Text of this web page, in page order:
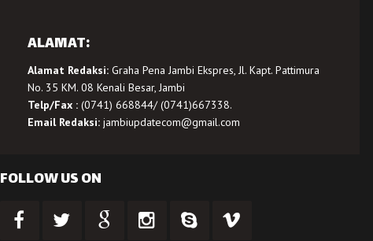
ALAMAT:
Alamat Redaksi:Graha Pena Jambi Ekspres, Jl. Kapt. Pattimura
No. 35 KM. 08 Kenali Besar, Jambi
Telp/Fax :(0741) 668844/ (0741)667338.
Email Redaksi: jambiupdatecom@gmail.com
FOLLOW US ON